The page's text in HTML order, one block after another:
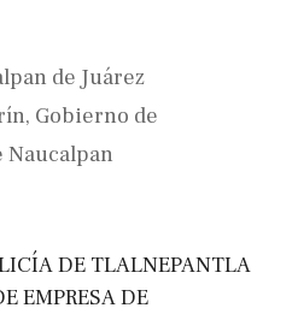
de Juárez
, Gobierno de
Naucalpan
DE TLALNEPANTLA
EMPRESA DE